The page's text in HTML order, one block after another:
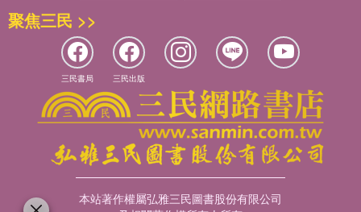
聚焦三民 >>
三民書局 三民出版
本站著作權屬弘雅三民圖書股份有限公司